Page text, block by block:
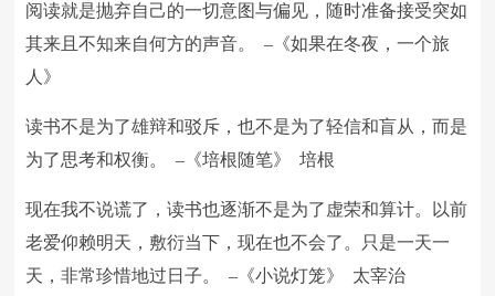
阅读就是抛弃自己的一切意图与偏见，随时准备接受突如
其来且不知来自何方的声音。 –《如果在冬夜，一个旅
人》
读书不是为了雄辩和驳斥，也不是为了轻信和盲从，而是
为了思考和权衡。 –《培根随笔》 培根
现在我不说谎了，读书也逐渐不是为了虚荣和算计。以前
老爱仰赖明天，敷衍当下，现在也不会了。只是一天一
天，非常珍惜地过日子。 –《小说灯笼》 太宰治